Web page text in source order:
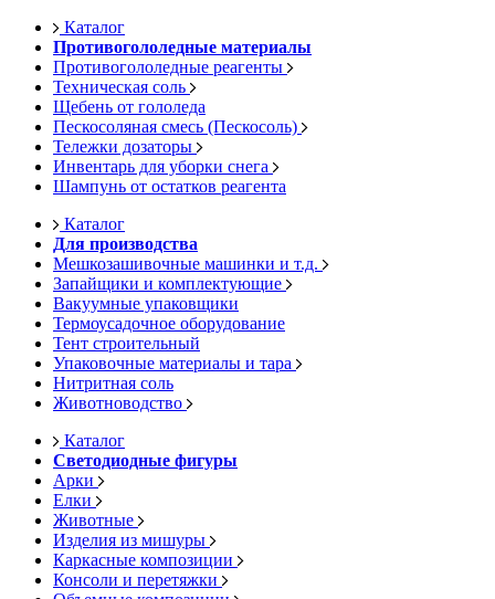
Каталог
Противогололедные материалы
Противогололедные реагенты
Техническая соль
Щебень от гололеда
Пескосоляная смесь (Пескосоль)
Тележки дозаторы
Инвентарь для уборки снега
Шампунь от остатков реагента
Каталог
Для производства
Мешкозашивочные машинки и т.д.
Запайщики и комплектующие
Вакуумные упаковщики
Термоусадочное оборудование
Тент строительный
Упаковочные материалы и тара
Нитритная соль
Животноводство
Каталог
Светодиодные фигуры
Арки
Елки
Животные
Изделия из мишуры
Каркасные композиции
Консоли и перетяжки